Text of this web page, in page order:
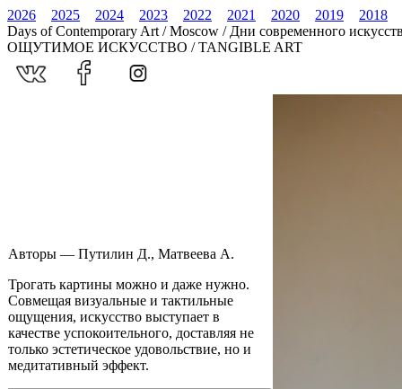
2026 2025 2024 2023 2022 2021 2020 2019
2018
Days of Contemporary Art / Moscow / Дни современного
ОЩУТИМОЕ ИСКУССТВО / TANGIBLE ART
Авторы — Путилин Д., Матвеева А.
Трогать картины можно и даже нужно.
Совмещая визуальные и тактильные
ощущения, искусство выступает в
качестве успокоительного, доставляя не
только эстетическое удовольствие, но и
медитативный эффект.